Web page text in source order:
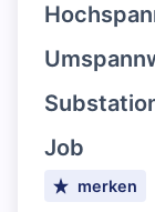
Job
merken